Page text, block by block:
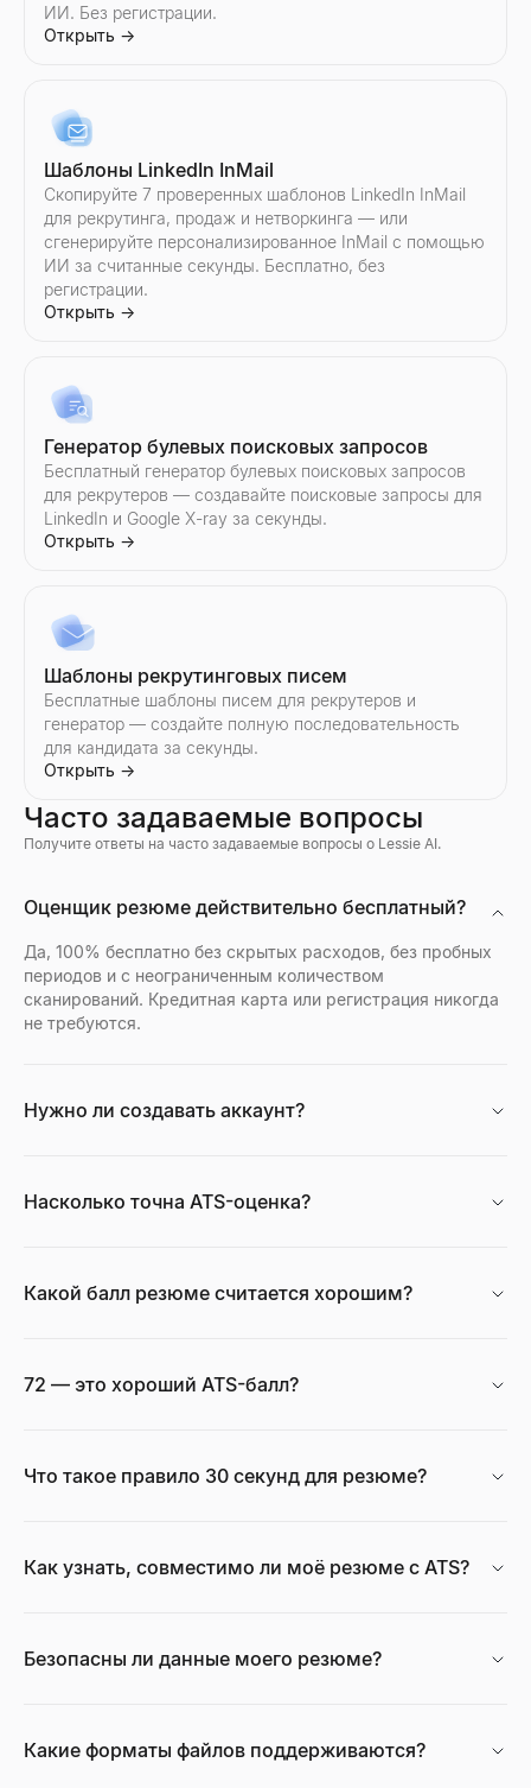
ИИ. Без регистрации.
Открыть →
Шаблоны LinkedIn InMail
Скопируйте 7 проверенных шаблонов LinkedIn InMail
для рекрутинга, продаж и нетворкинга — или
сгенерируйте персонализированное InMail с помощью
ИИ за считанные секунды. Бесплатно, без
регистрации.
Открыть →
Генератор булевых поисковых запросов
Бесплатный генератор булевых поисковых запросов
для рекрутеров — создавайте поисковые запросы для
LinkedIn и Google X-ray за секунды.
Открыть →
Шаблоны рекрутинговых писем
Бесплатные шаблоны писем для рекрутеров и
генератор — создайте полную последовательность
для кандидата за секунды.
Открыть →
Предпросмотр аватаров, баннеров, имён пользователей
Открыть →
Калькулятор CPM
Калькулятор темпов роста
Бесплатный калькулятор темпов роста. Рассчитайте
Узнайте, какие технологии использует любой сайт — CMS,
Часто задаваемые вопросы
Получите ответы на часто задаваемые вопросы о Lessie AI.
Оценщик резюме действительно бесплатный?
Да, 100% бесплатно без скрытых расходов, без пробных
периодов и с неограниченным количеством
сканирований. Кредитная карта или регистрация никогда
не требуются.
Нужно ли создавать аккаунт?
Насколько точна ATS-оценка?
Какой балл резюме считается хорошим?
72 — это хороший ATS-балл?
Что такое правило 30 секунд для резюме?
Как узнать, совместимо ли моё резюме с ATS?
Безопасны ли данные моего резюме?
Какие форматы файлов поддерживаются?